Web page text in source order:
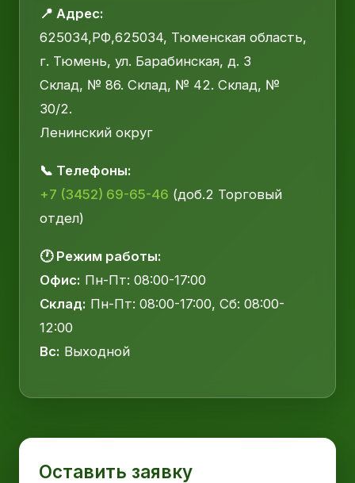
📍 Адрес:
625034,РФ,625034, Тюменская область,
г. Тюмень, ул. Барабинская, д. 3
Склад, № 86. Склад, № 42. Склад, №
30/2.
Ленинский округ
📞 Телефоны:
+7 (3452) 69-65-46 (доб.2 Торговый
отдел)
🕐 Режим работы:
Офис: Пн-Пт: 08:00-17:00
Склад: Пн-Пт: 08:00-17:00, Сб: 08:00-
12:00
Вс: Выходной
Оставить заявку